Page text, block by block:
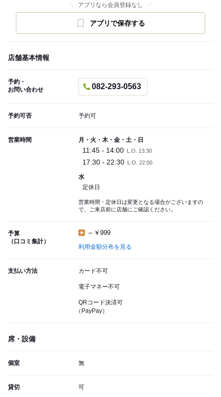
アプリなら会員登録なし
アプリで保存する
店舗基本情報
予約・
お問い合わせ
082-293-0563
予約可否 予約可
営業時間 月・火・木・金・土・日
11:45 - 14:00 L.O. 13:30
17:30 - 22:30 L.O. 22:00
水
定休日
営業時間・定休日は変更となる場合がございますの
で、ご来店前に店舗にご確認ください。
予算
（口コミ集計）
～￥999
利用金額分布を見る
支払い方法 カード不可
電子マネー不可
QRコード決済可
（PayPay）
席・設備
個室 無
貸切 可